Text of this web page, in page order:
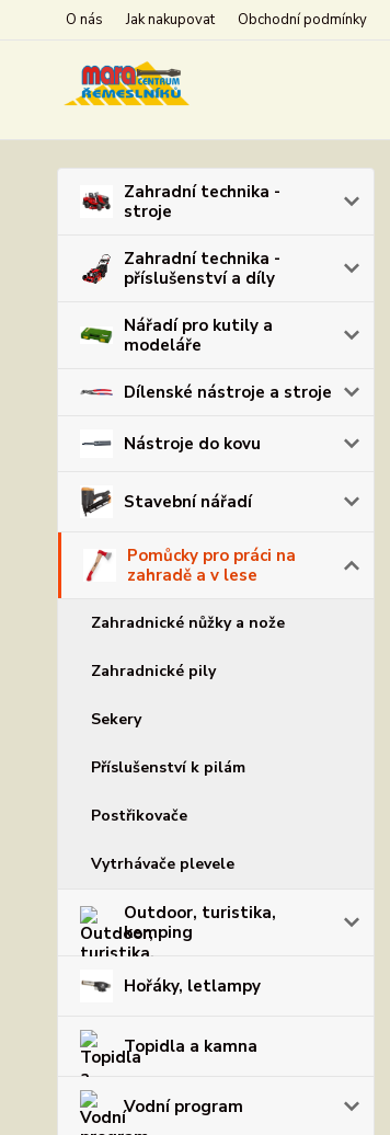
O nás Jak nakupovat Obchodní podmínky
Zahradní technika -
stroje
Zahradní technika -
příslušenství a díly
Nářadí pro kutily a
modeláře
Dílenské nástroje a stroje
Nástroje do kovu
Stavební nářadí
Pomůcky pro práci na
zahradě a v lese
Zahradnické nůžky a nože
Zahradnické pily
Sekery
Příslušenství k pilám
Postřikovače
Vytrhávače plevele
Outdoor, turistika,
kemping
Hořáky, letlampy
Topidla a kamna
Vodní program